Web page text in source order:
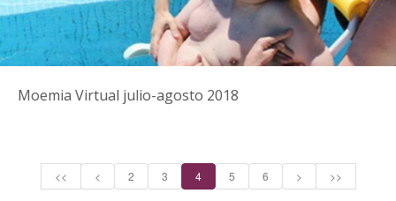
Moemia Virtual julio-agosto 2018
<< < 2 3 4 5 6 > >>